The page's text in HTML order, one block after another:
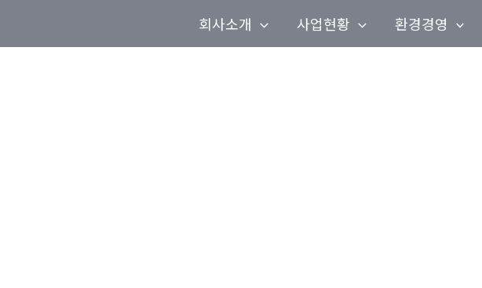
회사소개 사업현황 환경경영